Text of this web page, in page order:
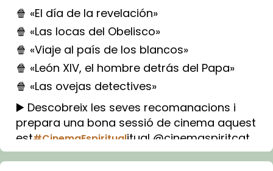
🍿 «El día de la revelación»
🍿 «Las locas del Obelisco»
🍿 «Viaje al país de los blancos»
🍿 «León XIV, el hombre detrás del Papa»
🍿 «Las ovejas detectives»
▶️ Descobreix les seves recomanacions i
prepara una bona sessió de cinema aquest
est#CinemaEspiritualitual @cinemaspiritcat
Imatge: Generada amb IA (OpenAI)